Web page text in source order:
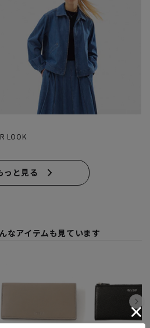
LOOK
っと見る
なアイテムも見ています